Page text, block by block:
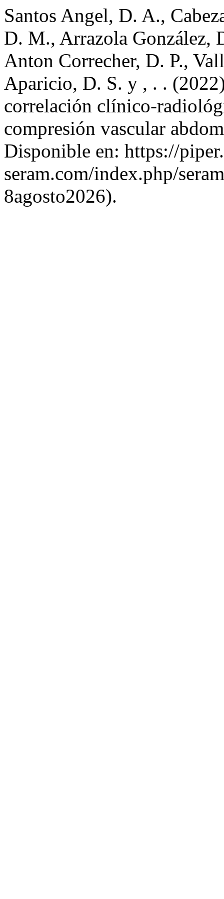
Santos Angel, D. A.,
D. M., Arrazola González,
Anton Correcher, D. P.,
Aparicio, D. S. y , . .
correlación clínico-
compresión vascular
Disponible en: https://
seram.com/index.php/
8agosto2026).